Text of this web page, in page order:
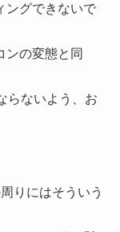
ングできないで
ンの変態と同
らないよう、お
りにはそういう